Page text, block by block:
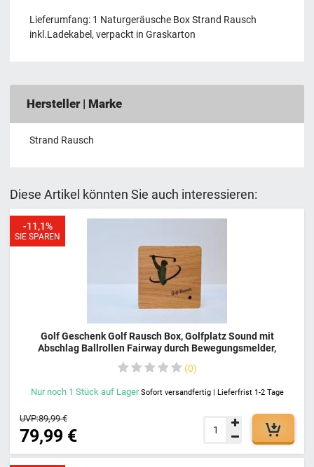
Lieferumfang: 1 Naturgeräusche Box Strand Rausch
inkl.Ladekabel, verpackt in Graskarton
Hersteller | Marke
Strand Rausch
Diese Artikel könnten Sie auch interessieren:
Golf Geschenk Golf Rausch Box, Golfplatz Sound mit
Abschlag Ballrollen Fairway durch Bewegungsmelder,
Designerstück, Vollholz Eiche, Perfektes Golf Geschenk
0
Nur noch 1 Stück auf Lager Sofort versandfertig | Lieferfrist 1-2 Tage
79,99 €
UVP:89,99 €
SIE SPAREN
-11,1%